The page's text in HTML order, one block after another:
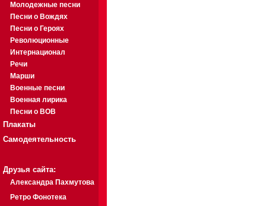
Молодежные песни
Песни о Вождях
Песни о Героях
Революционные
Интернационал
Речи
Марши
Военные песни
Военная лирика
Песни о ВОВ
Плакаты
Самодеятельность
Друзья сайта:
Александра Пахмутова
Ретро Фонотека